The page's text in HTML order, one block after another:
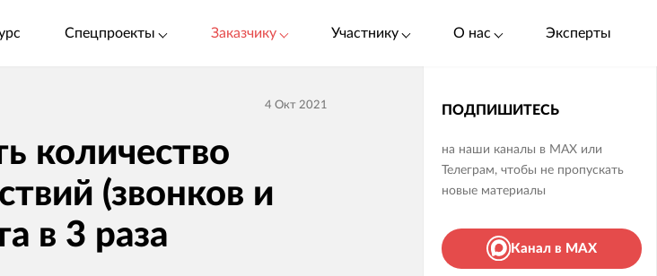
Спецпроекты Заказчику Участнику О нас Эксперты
4 Окт 2021
количество
(звонков и
в 3 раза
ПОДПИШИТЕСЬ
на наши каналы в MAX или
Телеграм, чтобы не пропускать
новые материалы
Канал в MAX